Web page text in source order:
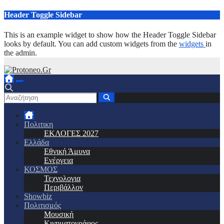
Μετάβαση
περιεχόμενο
Header Toggle Sidebar
This is an example widget to show how the Header Toggle Sidebar
looks by default. You can add custom widgets from the widgets in
the admin.
Πολιτικη
ΕΚΛΟΓΕΣ 2027
Ελλάδα
Εθνική Άμυνα
Ενέργεια
ΚΟΣΜΟΣ
Τεχνολογια
Περιβάλλον
Showbiz
Πολιτισμός
Μουσική